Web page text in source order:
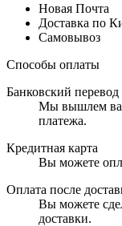
Новая Почта
Доставка по
Самовывоз
Способы оплаты
Банковский перевод
Мы вышлем
платежа.
Кредитная карта
Вы можете
Оплата после
Вы можете
доставки.